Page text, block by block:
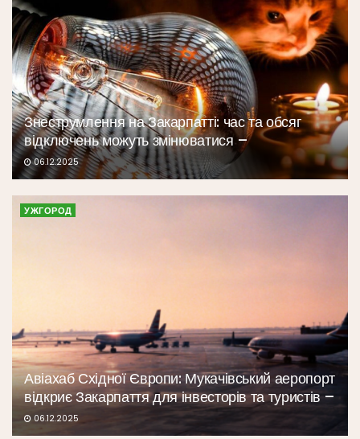
Знеструмлення на Закарпатті: час та обсяг
відключень можуть змінюватися –
06.12.2025
УЖГОРОД
Авіахаб Східної Європи: Мукачівський аеропорт
відкриє Закарпаття для інвесторів та туристів –
06.12.2025